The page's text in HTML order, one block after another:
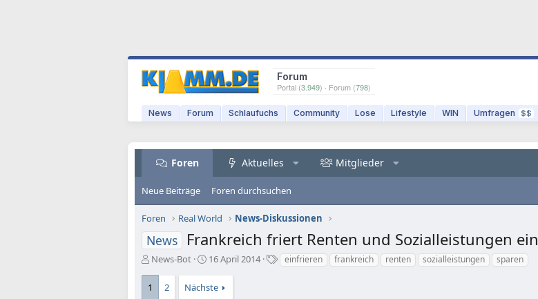
Forum
Portal (3.949) · Forum (798)
News Forum Schlaufuchs Community Lose Lifestyle WIN Umfragen $$
Foren Aktuelles Mitglieder
Neue Beiträge Foren durchsuchen
Foren Real World News-Diskussionen
News Frankreich friert Renten und Sozialleistungen ein
E
s
News-Bot
E
s
16 April 2014
Seinfrieren frankreich renten sozialleistungen sparen
1 2 Nächste